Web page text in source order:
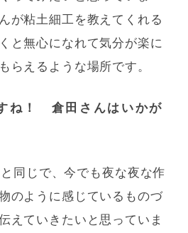
が粘土細工を教えてくれる
と無心になれて気分が楽に
らえるような場所です。
ね！ 倉田さんはいかが
同じで、今でも夜な夜な作
のように感じているものづ
えていきたいと思っていま